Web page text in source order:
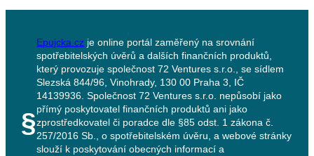
§
Epujcka.cz je online portál zaměřený na srovnání
spotřebitelských úvěrů a dalších finančních produktů,
který provozuje společnost 72 Ventures s.r.o., se sídlem
Slezská 844/96, Vinohrady, 130 00 Praha 3, IČ
14139936. Společnost 72 Ventures s.r.o. nepůsobí jako
přímý poskytovatel finančních produktů ani jako
zprostředkovatel či poradce dle §85 odst. 1 zákona č.
257/2016 Sb., o spotřebitelském úvěru, a webové stránky
slouží k poskytování obecných informací a